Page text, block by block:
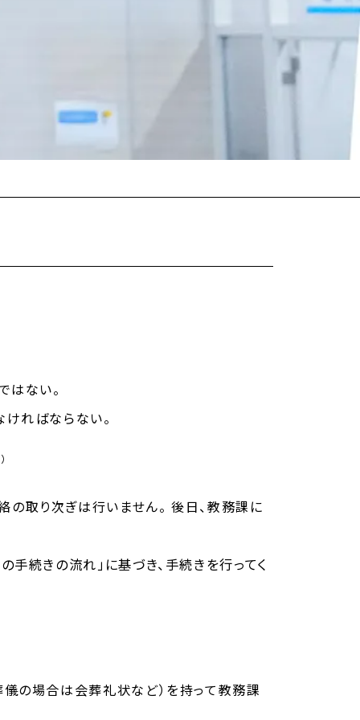
はない。
ればならない。
取り次ぎは行いません。 後日、教務課に
手続きの流れ」に基づき、手続きを行ってく
の場合は会葬礼状など）を持って教務課